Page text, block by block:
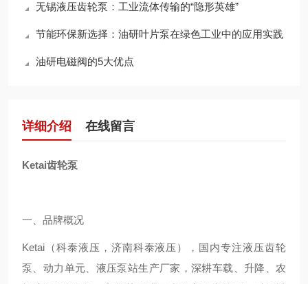
无锡液压齿轮泵：工业流体传输的“隐形英雄”
节能环保新选择：油研叶片泵在绿色工业中的应用实践
油研电磁阀的5大优点
详细介绍 在线留言
Ketai齿轮泵
一、品牌概况
Ketai（科泰液压，济南科泰液压），国内专注液压齿轮
泵、动力单元、液压泵站生产厂家，深耕车载、升降、农